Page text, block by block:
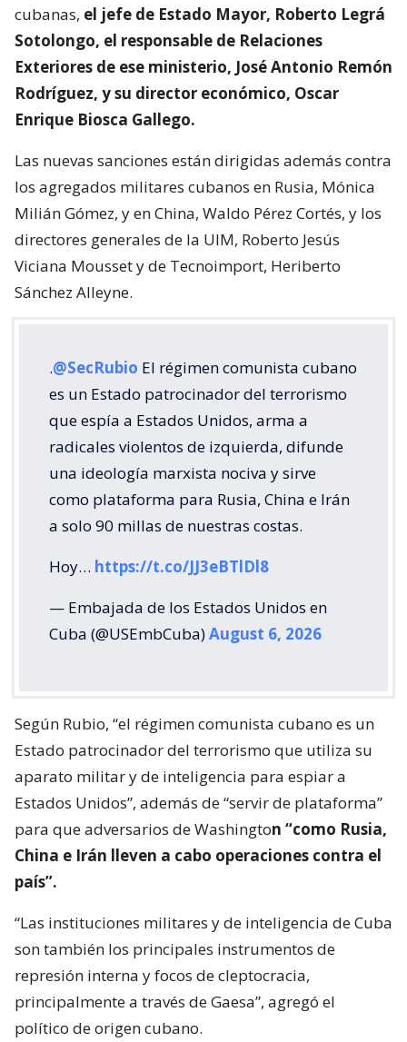
cubanas, el jefe de Estado Mayor, Roberto Legrá
Sotolongo, el responsable de Relaciones
Exteriores de ese ministerio, José Antonio Remón
Rodríguez, y su director económico, Oscar
Enrique Biosca Gallego.
Las nuevas sanciones están dirigidas además contra
los agregados militares cubanos en Rusia, Mónica
Milián Gómez, y en China, Waldo Pérez Cortés, y los
directores generales de la UIM, Roberto Jesús
Viciana Mousset y de Tecnoimport, Heriberto
Sánchez Alleyne.
.@SecRubio El régimen comunista cubano
es un Estado patrocinador del terrorismo
que espía a Estados Unidos, arma a
radicales violentos de izquierda, difunde
una ideología marxista nociva y sirve
como plataforma para Rusia, China e Irán
a solo 90 millas de nuestras costas.
Hoy… https://t.co/JJ3eBTlDl8
— Embajada de los Estados Unidos en
Cuba (@USEmbCuba)August 6, 2026
Según Rubio, “el régimen comunista cubano es un
Estado patrocinador del terrorismo que utiliza su
aparato militar y de inteligencia para espiar a
Estados Unidos”, además de “servir de plataforma”
para que adversarios de Washington “como Rusia,
China e Irán lleven a cabo operaciones contra el
país”.
“Las instituciones militares y de inteligencia de Cuba
son también los principales instrumentos de
represión interna y focos de cleptocracia,
principalmente a través de Gaesa”, agregó el
político de origen cubano.